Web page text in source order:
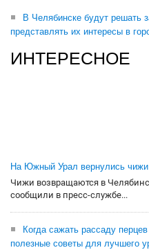
В Челябинске будут решать
представлять их интересы в
ИНТЕРЕСНОЕ
На Южный Урал вернулись чижи
Чижи возвращаются в
сообщили в пресс-службе...
Когда сажать рассаду
полезные советы для лучшего